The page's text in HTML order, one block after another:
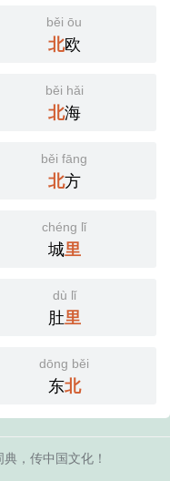
běi ōu
北欧
běi hǎi
北海
běi fāng
北方
chéng lǐ
城里
dù lǐ
肚里
dōng běi
东北
，传中国文化！